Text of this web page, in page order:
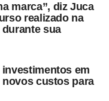
marca”, diz Juca
realizado na
durante sua
em
custos para